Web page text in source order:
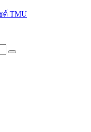
ต์ TMU